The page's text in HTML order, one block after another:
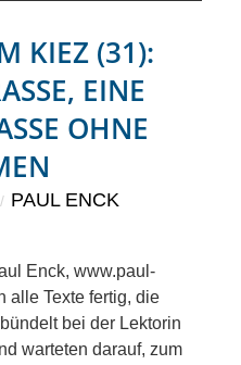
KIEZ (31):
EINE P
OHNE NA
PAUL ENCK
Enck, www.paul-
alle Texte fertig, die
bei der Lektorin
warteten darauf, zum